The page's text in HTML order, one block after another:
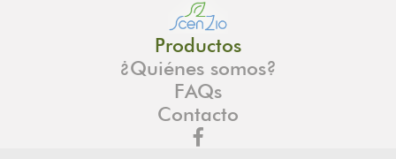
Productos
¿Quiénes somos?
FAQs
Contacto